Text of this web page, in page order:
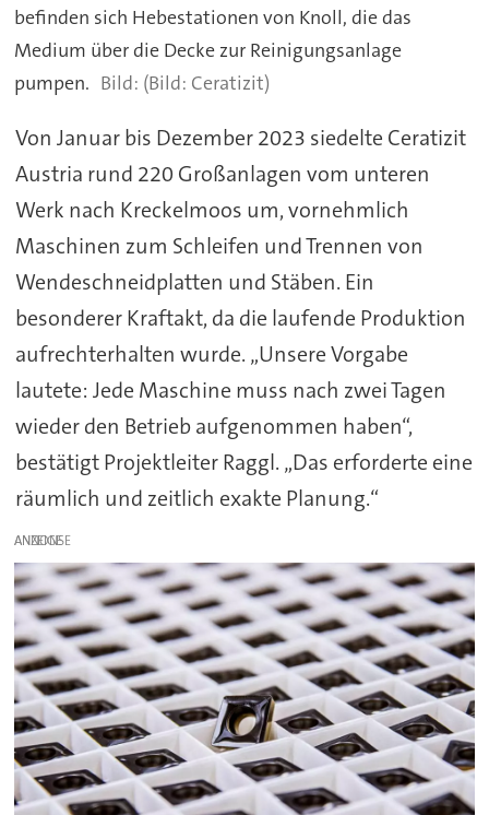
befinden sich Hebestationen von Knoll, die das
Medium über die Decke zur Reinigungsanlage
pumpen.
(Bild: Ceratizit)
Von Januar bis Dezember 2023 siedelte Ceratizit
Austria rund 220 Großanlagen vom unteren
Werk nach Kreckelmoos um, vornehmlich
Maschinen zum Schleifen und Trennen von
Wendeschneidplatten und Stäben. Ein
besonderer Kraftakt, da die laufende Produktion
aufrechterhalten wurde. „Unsere Vorgabe
lautete: Jede Maschine muss nach zwei Tagen
wieder den Betrieb aufgenommen haben“,
bestätigt Projektleiter Raggl. „Das erforderte eine
räumlich und zeitlich exakte Planung.“
ANZEIGE